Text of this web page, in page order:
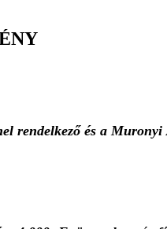
rendelkező és a Muronyi